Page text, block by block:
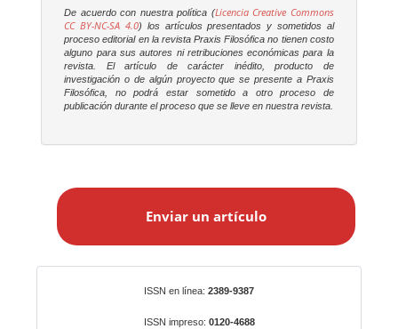
De acuerdo con nuestra política (Licencia Creative Commons
CC BY-NC-SA 4.0) los artículos presentados y sometidos al
proceso editorial en la revistaPraxis Filosófica no tienen costo
alguno para sus autores ni retribuciones económicas para la
revista. El artículo de carácter inédito, producto de
investigación o de algún proyecto que se presente a Praxis
Filosófica , no podrá estar sometido a otro proceso de
publicación durante el proceso que se lleve en nuestra revista.
a
Enviar un artículo
ISSN en línea: 2389-9387
ISSN impreso: 0120-4688